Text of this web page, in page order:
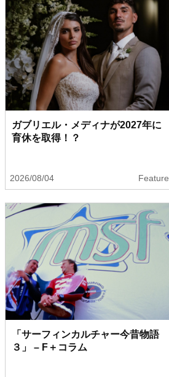
ガブリエル・メディナが2027年に
育休を取得！？
2026/08/04 Feature
「サーフィンカルチャー今昔物語
３」 – F＋コラム